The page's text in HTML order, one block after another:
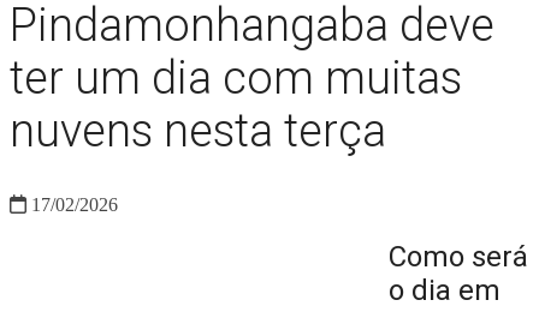
Pindamonhangaba deve
ter um dia com muitas
nuvens nesta terça
17/02/2026
Como será
o dia em